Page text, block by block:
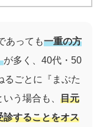
あっても一重の方
が多く、40代・50
るごとに『まぶた
う場合も、 目元
診することをオス